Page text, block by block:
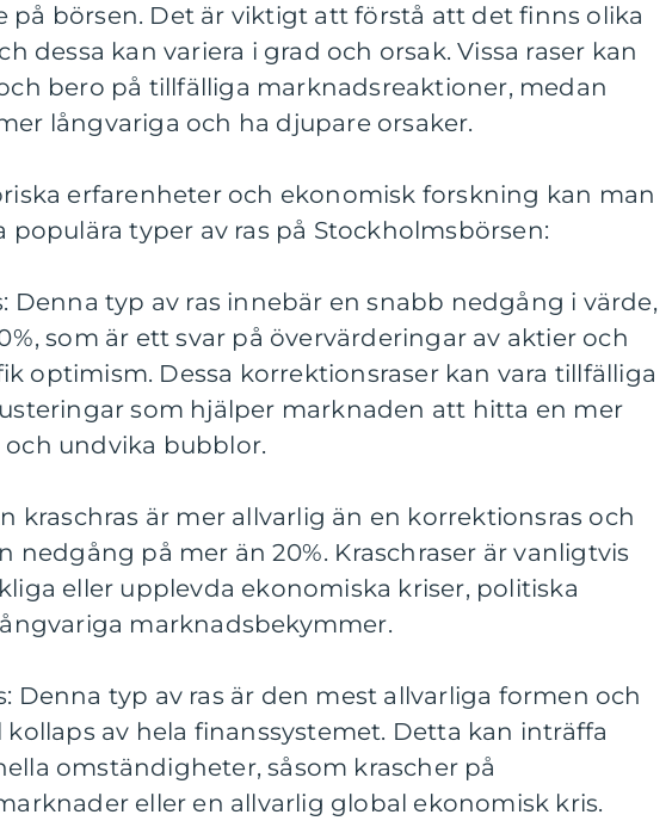
på börsen. Det är viktigt att förstå att det finns olika
dessa kan variera i grad och orsak. Vissa raser kan
bero på tillfälliga marknadsreaktioner, medan
långvariga och ha djupare orsaker.
erfarenheter och ekonomisk forskning kan man
populära typer av ras på Stockholmsbörsen:
Denna typ av ras innebär en snabb nedgång i värde,
som är ett svar på övervärderingar av aktier och
optimism. Dessa korrektionsraser kan vara tillfälliga
som hjälper marknaden att hitta en mer
och undvika bubblor.
kraschras är mer allvarlig än en korrektionsras och
nedgång på mer än 20%. Kraschraser är vanligtvis
eller upplevda ekonomiska kriser, politiska
marknadsbekymmer.
Denna typ av ras är den mest allvarliga formen och
av hela finanssystemet. Detta kan inträffa
omständigheter, såsom krascher på
eller en allvarlig global ekonomisk kris.